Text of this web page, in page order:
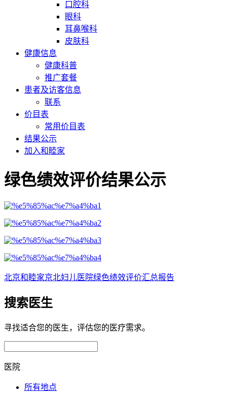
口腔科
眼科
耳鼻喉科
皮肤科
健康信息
健康科普
推广套餐
患者及访客信息
联系
价目表
常用价目表
结果公示
加入和睦家
绿色绩效评价结果公示
北京和睦家京北妇儿医院绿色绩效评价汇总报告
搜索医生
寻找适合您的医生，评估您的医疗需求。
医院
所有地点